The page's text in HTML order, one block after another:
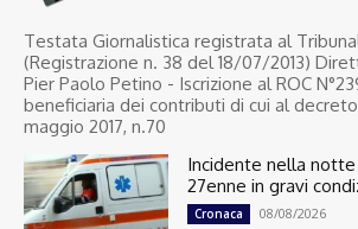
Testata Giornalistica registrata al
(Registrazione n. 38 del 18/07/2013)
Pier Paolo Petino - Iscrizione al ROC
beneficiaria dei contributi di cui al
maggio 2017, n.70
Incidente nella
27enne in gravi
Cronaca 08/08/2026